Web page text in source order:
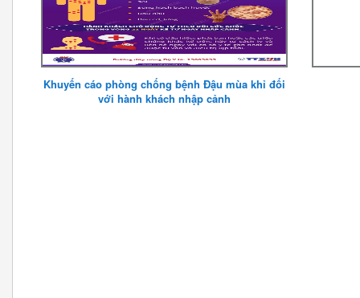
Khuyến cáo phòng chống bệnh Đậu mùa khỉ đối
với hành khách nhập cảnh